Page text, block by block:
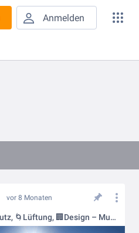
Anmelden
vor 8 Monaten
🔥Brandschutz, 🌀Lüftung, 🏢Design – Multifunktionalität in der Fassade